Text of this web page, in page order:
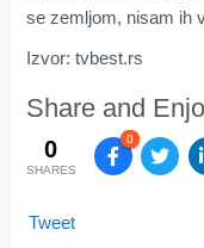
se zemljom, nisam ih
Izvor: tvbest.rs
Share and
0
SHARES
0
Tweet